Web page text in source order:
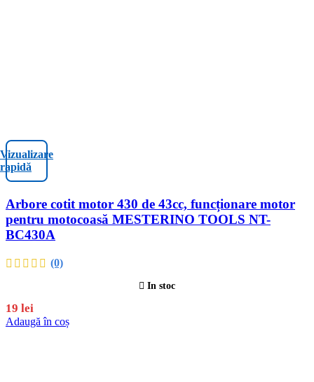
Vizualizare
rapidă
Arbore cotit motor 430 de 43cc, funcționare motor
pentru motocoasă MESTERINO TOOLS NT-
BC430A
(0)
In stoc
19 lei
Adaugă în coș